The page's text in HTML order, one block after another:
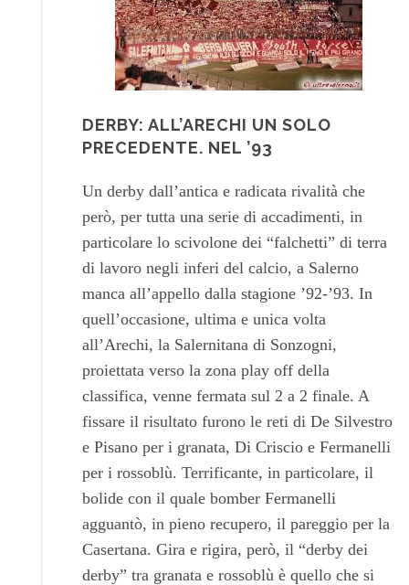
DERBY: ALL’ARECHI UN SOLO
PRECEDENTE. NEL ’93
Un derby dall’antica e radicata rivalità che
però, per tutta una serie di accadimenti, in
particolare lo scivolone dei “falchetti” di terra
di lavoro negli inferi del calcio, a Salerno
manca all’appello dalla stagione ’92-’93. In
quell’occasione, ultima e unica volta
all’Arechi, la Salernitana di Sonzogni,
proiettata verso la zona play off della
classifica, venne fermata sul 2 a 2 finale. A
fissare il risultato furono le reti di De Silvestro
e Pisano per i granata, Di Criscio e Fermanelli
per i rossoblù. Terrificante, in particolare, il
bolide con il quale bomber Fermanelli
agguantò, in pieno recupero, il pareggio per la
Casertana. Gira e rigira, però, il “derby dei
derby” tra granata e rossoblù è quello che si